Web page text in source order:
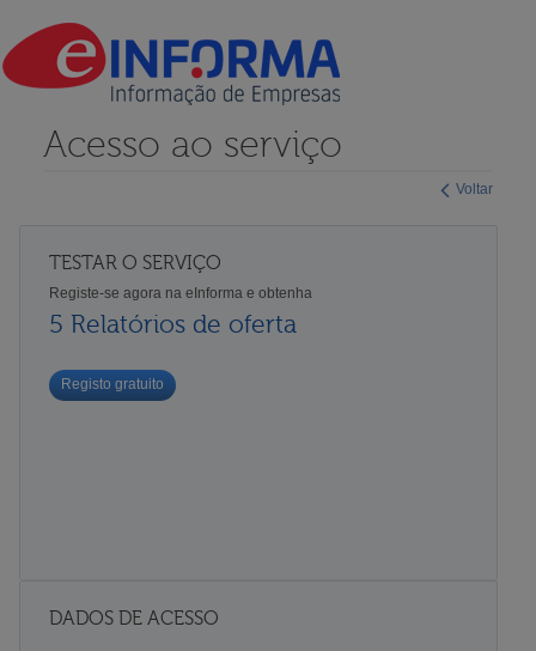
Voltar
Acesso ao serviço
TESTAR O SERVIÇO
Registe-se agora na eInforma e obtenha
5 Relatórios de oferta
Registo gratuito
DADOS DE ACESSO